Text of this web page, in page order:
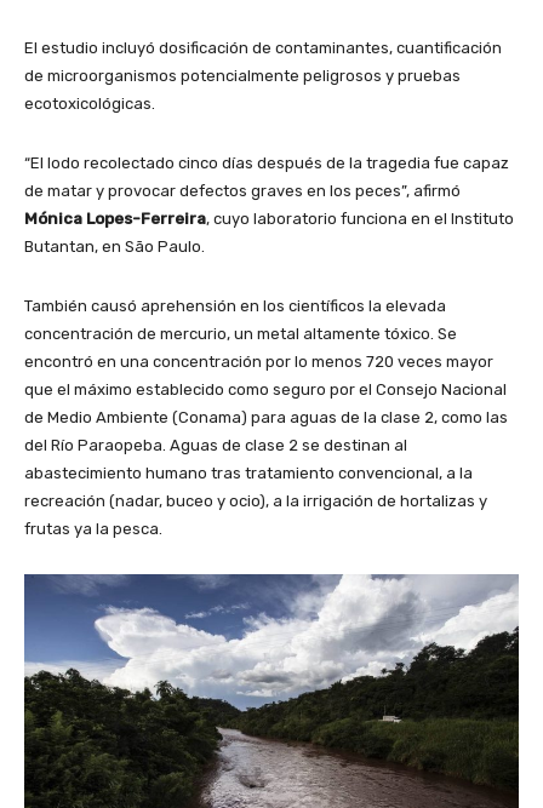
El estudio incluyó dosificación de contaminantes, cuantificación
de microorganismos potencialmente peligrosos y pruebas
ecotoxicológicas.
“El lodo recolectado cinco días después de la tragedia fue capaz
de matar y provocar defectos graves en los peces”, afirmó
Mónica Lopes-Ferreira, cuyo laboratorio funciona en el Instituto
Butantan, en São Paulo.
También causó aprehensión en los científicos la elevada
concentración de mercurio, un metal altamente tóxico. Se
encontró en una concentración por lo menos 720 veces mayor
que el máximo establecido como seguro por el Consejo Nacional
de Medio Ambiente (Conama) para aguas de la clase 2, como las
del Río Paraopeba. Aguas de clase 2 se destinan al
abastecimiento humano tras tratamiento convencional, a la
recreación (nadar, buceo y ocio), a la irrigación de hortalizas y
frutas ya la pesca.